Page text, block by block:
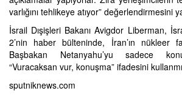
varlığını tehlikeye atıyor” değerlendirmesini
İsrail Dışişleri Bakanı Avigdor Liberman,
2’nin haber bülteninde, İran’ın nükleer
Başbakan Netanyahu’yu sadece
“Vuracaksan vur, konuşma” ifadesini
sputniknews.com